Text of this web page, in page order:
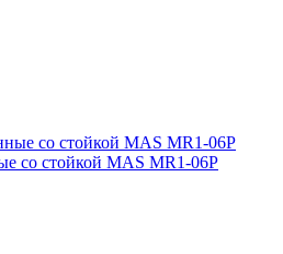
со стойкой MAS MR1-06P